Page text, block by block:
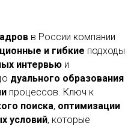
в России компании
и гибкие подходы
интервью и
дуального образования
процессов. Ключ к
поиска, оптимизации
условий, которые